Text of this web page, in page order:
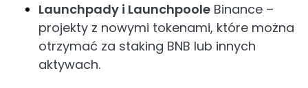
Launchpady i Launchpoole Binance –
projekty z nowymi tokenami, które można
otrzymać za staking BNB lub innych
aktywach.